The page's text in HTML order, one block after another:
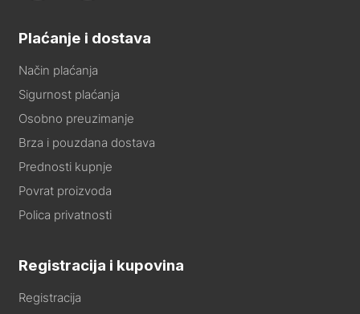
Plaćanje i dostava
Način plaćanja
Sigurnost plaćanja
Osobno preuzimanje
Brza i pouzdana dostava
Prednosti kupnje
Povrat proizvoda
Polica privatnosti
Registracija i kupovina
Registracija